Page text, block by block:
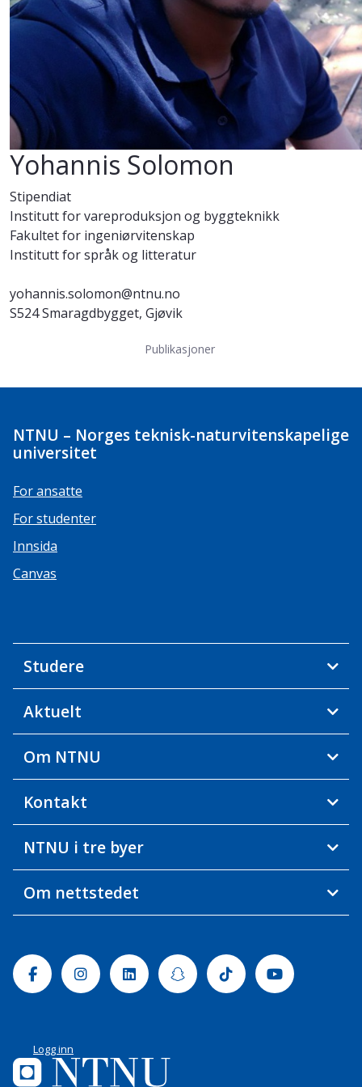
Yohannis Solomon
Stipendiat
Institutt for vareproduksjon og byggteknikk
Fakultet for ingeniørvitenskap
Institutt for språk og litteratur
yohannis.solomon@ntnu.no
S524 Smaragdbygget, Gjøvik
Publikasjoner
NTNU – Norges teknisk-naturvitenskapelige
universitet
For ansatte
For studenter
Innsida
Canvas
Studere
Aktuelt
Om NTNU
Kontakt
NTNU i tre byer
Om nettstedet
FacebookInstagramLinkedinSnapchatTiktok Youtube
Logg inn